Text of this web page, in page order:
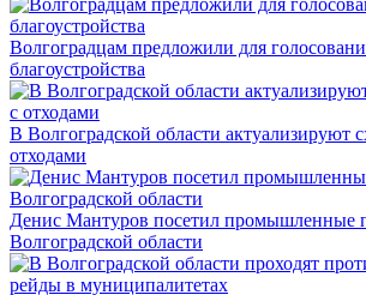
Волгоградцам предложили для
благоустройства
В Волгоградской области актуализируют
отходами
Денис Мантуров посетил промышленные
Волгоградской области